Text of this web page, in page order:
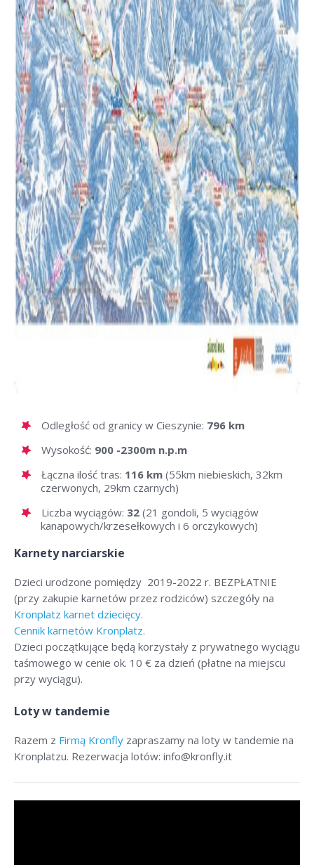
Odległość od granicy w Cieszynie: 796 km
Wysokość: 900 -2300m n.p.m
Łączna ilość tras: 116 km (55km niebieskich, 32km
czerwonych, 29km czarnych)
Liczba wyciągów: 32 (21 gondoli, 5 wyciągów
kanapowych/krzesełkowych i 6 orczykowych)
Karnety narciarskie
Dzieci urodzone pomiędzy 2019-2022 r. BEZPŁATNIE
(przy zakupie karnetów przez rodziców) szczegóły na
Kronplatz karnet dziecięcy.
Cennik karnetów Kronplatz.
Dzieci początkujące będą korzystały z prywatnego wyciągu
taśmowego w cenie ok. 10 € za dzień (płatne na miejscu
przy wyciągu).
Loty w tandemie
Razem z Firmą Kronfly zapraszamy na loty w tandemie na
Kronplatzu. Rezerwacja lotów: info@kronfly.it